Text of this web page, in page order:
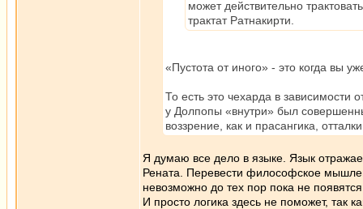
может действительно
трактат Ратнакирти.
«Пустота от иного» - это когда вы
То есть это чехарда в зависимости
у Долпопы «внутри» был
воззрение, как и прасангика,
Я думаю все дело в языке. Язык
Рената. Перевести философское
невозможно до тех пор пока не появятся
И просто логика здесь не поможет, так